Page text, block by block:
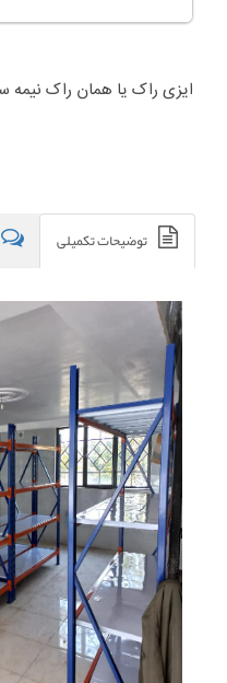
ایزی راک یا همان راک نیمه
توضیحات تکمیلی